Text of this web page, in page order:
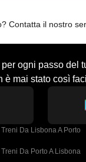
Contatta il nostro
ogni passo del
è mai stato così
Treni Da Lisbona A Porto
Treni Da Porto A Lisbona